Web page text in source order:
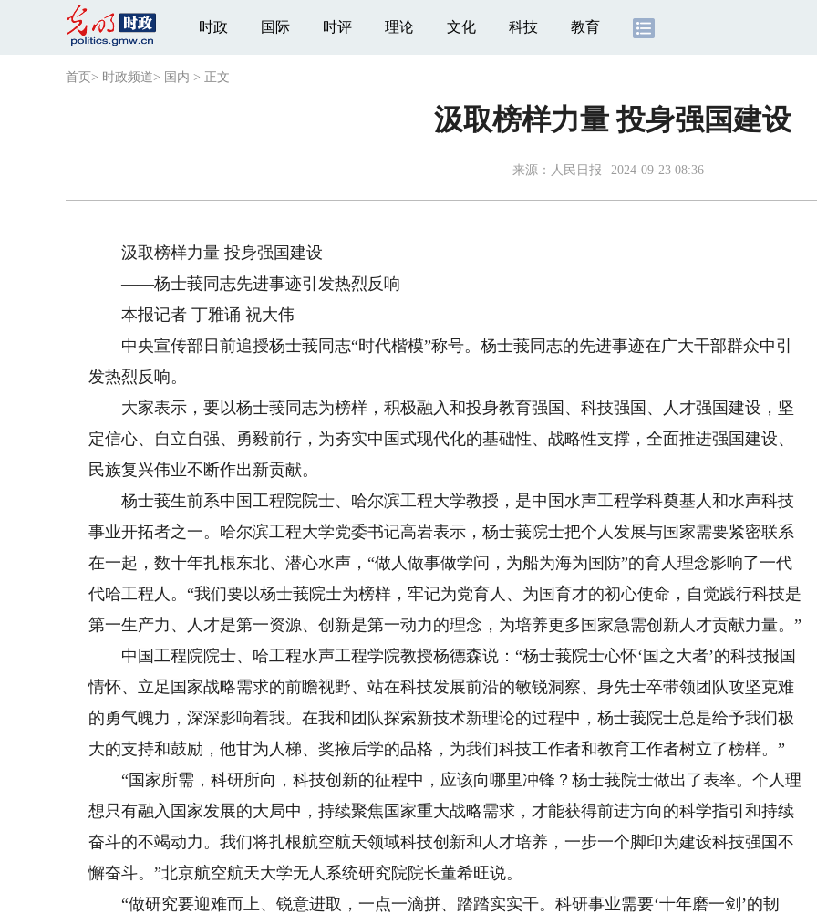
时政 国际 时评 理论 文化 科技 教育
首页 > 时政频道> 国内 > 正文
汲取榜样力量 投身强国建设
来源： 人民日报 2024-09-23 08:36
汲取榜样力量 投身强国建设
——杨士莪同志先进事迹引发热烈反响
本报记者 丁雅诵 祝大伟
中央宣传部日前追授杨士莪同志“时代楷模”称号。杨士莪同志的先进事迹在广大干部群众中引
发热烈反响。
大家表示，要以杨士莪同志为榜样，积极融入和投身教育强国、科技强国、人才强国建设，坚
定信心、自立自强、勇毅前行，为夯实中国式现代化的基础性、战略性支撑，全面推进强国建设、
民族复兴伟业不断作出新贡献。
杨士莪生前系中国工程院院士、哈尔滨工程大学教授，是中国水声工程学科奠基人和水声科技
事业开拓者之一。哈尔滨工程大学党委书记高岩表示，杨士莪院士把个人发展与国家需要紧密联系
在一起，数十年扎根东北、潜心水声，“做人做事做学问，为船为海为国防”的育人理念影响了一代
代哈工程人。“我们要以杨士莪院士为榜样，牢记为党育人、为国育才的初心使命，自觉践行科技是
第一生产力、人才是第一资源、创新是第一动力的理念，为培养更多国家急需创新人才贡献力量。”
中国工程院院士、哈工程水声工程学院教授杨德森说：“杨士莪院士心怀‘国之大者’的科技报国
情怀、立足国家战略需求的前瞻视野、站在科技发展前沿的敏锐洞察、身先士卒带领团队攻坚克难
的勇气魄力，深深影响着我。在我和团队探索新技术新理论的过程中，杨士莪院士总是给予我们极
大的支持和鼓励，他甘为人梯、奖掖后学的品格，为我们科技工作者和教育工作者树立了榜样。”
“国家所需，科研所向，科技创新的征程中，应该向哪里冲锋？杨士莪院士做出了表率。个人理
想只有融入国家发展的大局中，持续聚焦国家重大战略需求，才能获得前进方向的科学指引和持续
奋斗的不竭动力。我们将扎根航空航天领域科技创新和人才培养，一步一个脚印为建设科技强国不
懈奋斗。”北京航空航天大学无人系统研究院院长董希旺说。
“做研究要迎难而上、锐意进取，一点一滴拼、踏踏实实干。科研事业需要‘十年磨一剑’的韧